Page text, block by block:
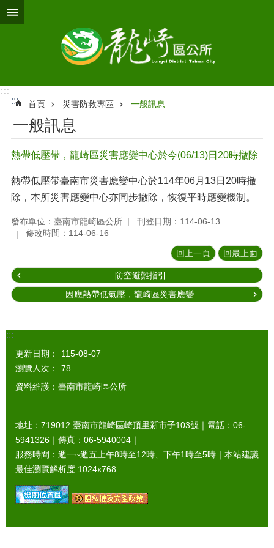
跳到主要內容區塊
:::
:::
首頁 災害防救專區 一般訊息
一般訊息
熱帶低壓帶，龍崎區災害應變中心於今(06/13)日20時撤除
熱帶低壓帶臺南市災害應變中心於114年06月13日20時撤
除，本所災害應變中心亦同步撤除，恢復平時應變機制。
發布單位：臺南市龍崎區公所
刊登日期：114-06-13
修改時間：114-06-16
回上一頁 回最上面
防空避難指引
因應熱帶低氣壓，龍崎區災害應變...
:::
更新日期：
115-08-07
瀏覽人次：
78
資料維護：臺南市龍崎區公所
地址：719012 臺南市龍崎區崎頂里新市子103號｜電話：06-
5941326｜傳真：06-5940004｜
服務時間：週一~週五上午8時至12時、下午1時至5時｜本站建議
最佳瀏覽解析度 1024x768